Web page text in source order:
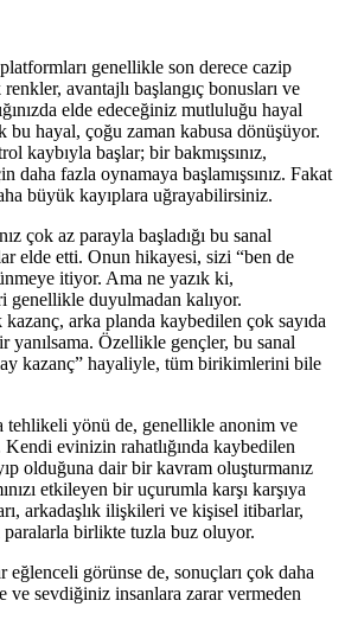
genellikle son derece cazip
avantajlı başlangıç bonusları ve
elde edeceğiniz mutluluğu hayal
bu hayal, çoğu zaman kabusa dönüşüyor.
kaybıyla başlar; bir bakmışsınız,
daha fazla oynamaya başlamışsınız. Fakat
büyük kayıplara uğrayabilirsiniz.
çok az parayla başladığı bu sanal
elde etti. Onun hikayesi, sizi “ben de
itiyor. Ama ne yazık ki,
genellikle duyulmadan kalıyor.
arka planda kaybedilen çok sayıda
yanılsama. Özellikle gençler, bu sanal
kazanç” hayaliyle, tüm birikimlerini bile
tehlikeli yönü de, genellikle anonim ve
Kendi evinizin rahatlığında kaybedilen
olduğuna dair bir kavram oluşturmanız
etkileyen bir uçurumla karşı karşıya
arkadaşlık ilişkileri ve kişisel itibarlar,
birlikte tuzla buz oluyor.
eğlenceli görünse de, sonuçları çok daha
ve sevdiğiniz insanlara zarar vermeden